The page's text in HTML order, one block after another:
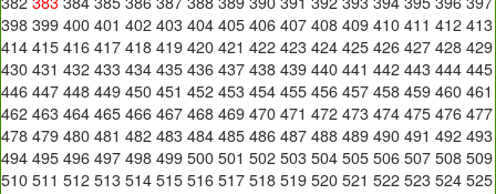
398 399 400 401 402 403 404 405 406 407 408 409 410 411 412 413
414 415 416 417 418 419 420 421 422 423 424 425 426 427 428 429
430 431 432 433 434 435 436 437 438 439 440 441 442 443 444 445
446 447 448 449 450 451 452 453 454 455 456 457 458 459 460 461
462 463 464 465 466 467 468 469 470 471 472 473 474 475 476 477
478 479 480 481 482 483 484 485 486 487 488 489 490 491 492 493
494 495 496 497 498 499 500 501 502 503 504 505 506 507 508 509
510 511 512 513 514 515 516 517 518 519 520 521 522 523 524 525